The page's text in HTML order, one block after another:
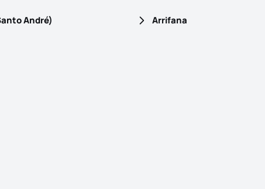
André) Arrifana